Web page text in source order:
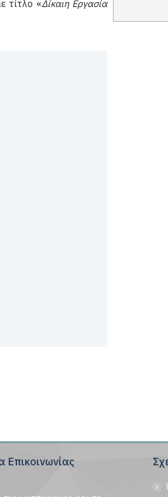
τίτλο «Δίκαιη Εργασία
Επικοινωνίας